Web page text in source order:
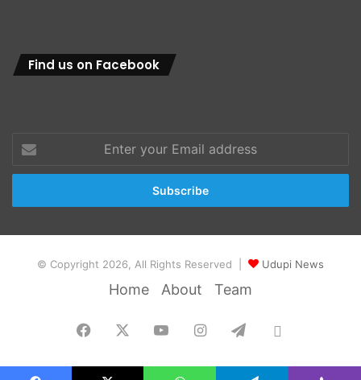
Find us on Facebook
Enter
your
Email
© Copyright 2026, All Rights Reserved | Udupi News
Home About Team
Facebook YouTubeInstagramTelegram